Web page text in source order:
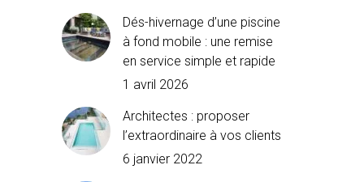
Dés-hivernage d’une piscine
à fond mobile : une remise
en service simple et rapide
1 avril 2026
Architectes : proposer
l’extraordinaire à vos clients
6 janvier 2022